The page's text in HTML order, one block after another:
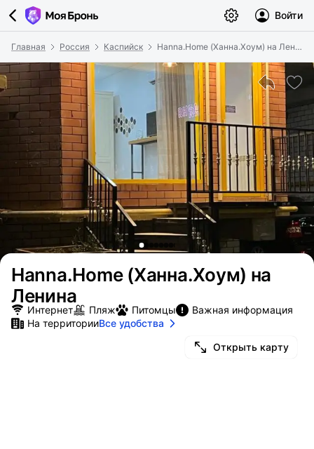
Войти
Главная Россия Каспийск Hanna.Home (Ханна.Хоум) на Ленина
Hanna.Home (Ханна.Хоум) на
Ленина
Открыть карту
Интернет Пляж Питомцы
Важная информация
На территорииВсе удобства